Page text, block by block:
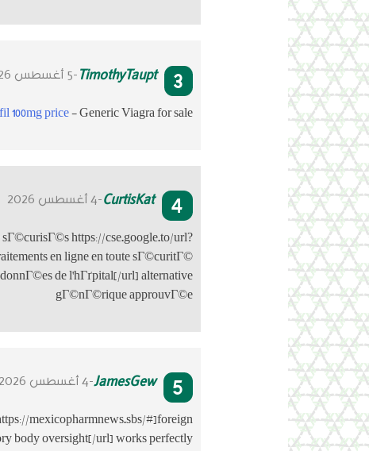
3
TimothyTaupt-5 أغسطس 2026
100mg price- Generic Viagra for sale
4
CurtisKat-4 أغسطس 2026
sГ©curisГ©s https://cse.google.to/url?
en ligne en toute sГ©curitГ©
de l'hГґpital[/url] alternative
gГ©nГ©rique approuvГ©e
5
JamesGew-4 أغسطس 2026
mexicopharmnews.sbs/#]foreign
body oversight[/url] works perfectly.